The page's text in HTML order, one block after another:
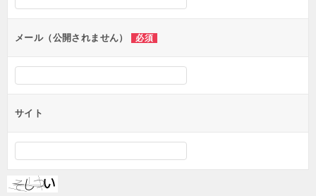
ンメール（公開されません） 必須
サイト